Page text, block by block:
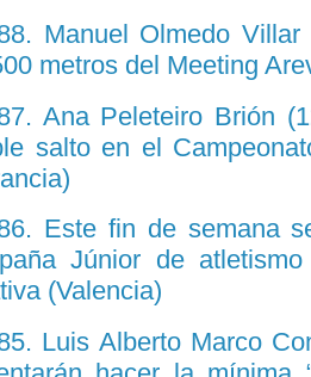
Manuel Olmedo
metros del Meeting
Ana Peleteiro Brión
salto en el
Este fin de semana
Júnior de
(Valencia)
Luis Alberto Marco